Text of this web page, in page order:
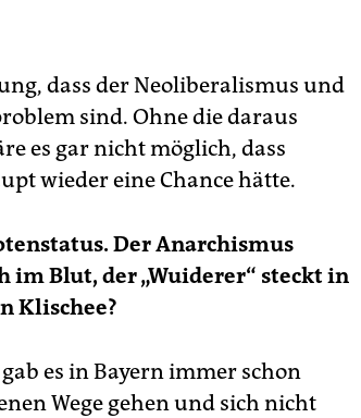
dass der Neoliberalismus und
sind. Ohne die daraus
es gar nicht möglich, dass
wieder eine Chance hätte.
Der Anarchismus
im Blut, der „Wuiderer“ steckt in
Klischee?
es in Bayern immer schon
Wege gehen und sich nicht